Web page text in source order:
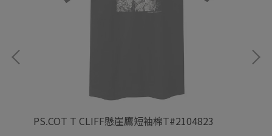
PS.COT T CLIFF懸崖鷹短袖棉T#2104823